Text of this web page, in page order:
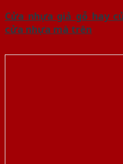
Cửa nhựa giả gỗ hay
cửa nhựa mà trên